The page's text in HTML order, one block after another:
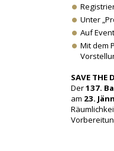
Unter
Auf
Mit dem
SAVE THE
Der137.
am 23.